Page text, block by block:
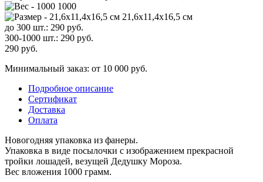
1000
21,6x11,4x16,5 см
до 300 шт.: 290 руб.
300-1000 шт.: 290 руб.
290 руб.
Минимальный заказ: от 10 000 руб.
Подробное описание
Сертификат
Доставка
Оплата
Новогодняя упаковка из фанеры.
Упаковка в виде посылочки с изображением прекрасной
тройки лошадей, везущей Дедушку Мороза.
Вес вложения 1000 грамм.